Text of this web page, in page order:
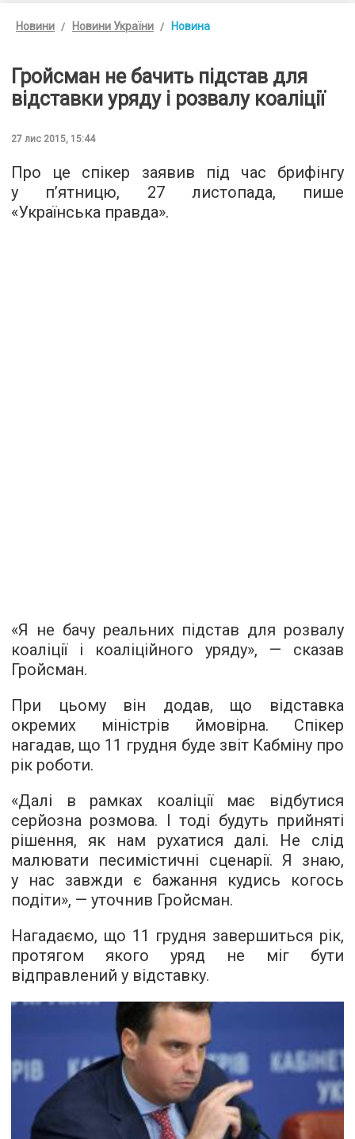
Новини Новини України Новина
Гройсман не бачить підстав для
відставки уряду і розвалу коаліції
27 лис 2015, 15:44
Про це спікер заявив під час брифінгу
у п’ятницю, 27 листопада, пише
«Українська правда».
«Я не бачу реальних підстав для розвалу
коаліції і коаліційного уряду», — сказав
Гройсман.
При цьому він додав, що відставка
окремих міністрів ймовірна. Спікер
нагадав, що 11 грудня буде звіт Кабміну про
рік роботи.
«Далі в рамках коаліції має відбутися
серйозна розмова. І тоді будуть прийняті
рішення, як нам рухатися далі. Не слід
малювати песимістичні сценарії. Я знаю,
у нас завжди є бажання кудись когось
подіти», — уточнив Гройсман.
Нагадаємо, що 11 грудня завершиться рік,
протягом якого уряд не міг бути
відправлений у відставку.